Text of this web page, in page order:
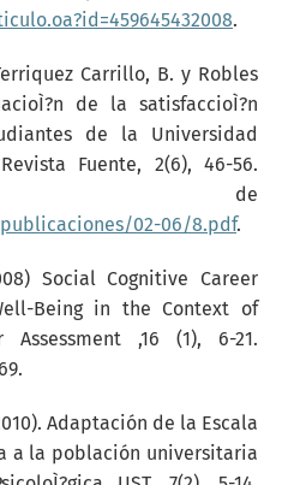
.
Carrillo, B. y Robles
de la satisfaccioÌ?n
de la Universidad
Fuente, 2(6), 46-56.
de
02-06/8.pdf.
Social Cognitive Career
Being in the Context of
,16 (1), 6-21.
Adaptación de la Escala
a la población universitaria